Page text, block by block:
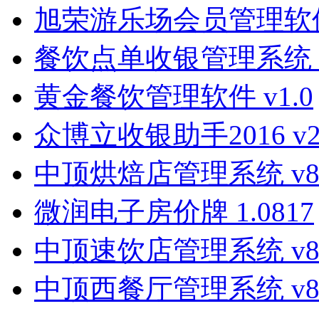
旭荣游乐场会员管理软
餐饮点单收银管理系统
黄金餐饮管理软件 v1.0
众博立收银助手2016
中顶烘焙店管理系统
微润电子房价牌 1.0817
中顶速饮店管理系统
中顶西餐厅管理系统